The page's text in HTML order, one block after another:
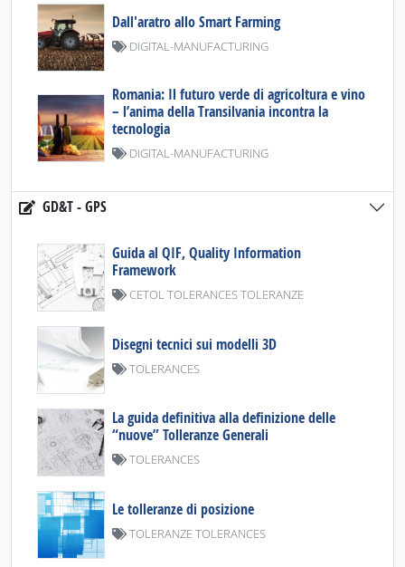
Dall'aratro allo Smart Farming
DIGITAL-MANUFACTURING
Romania: Il futuro verde di agricoltura e vino
– l’anima della Transilvania incontra la
tecnologia
DIGITAL-MANUFACTURING
GD&T - GPS
Guida al QIF, Quality Information
Framework
CETOL TOLERANCES TOLERANZE
Disegni tecnici sui modelli 3D
TOLERANCES
La guida definitiva alla definizione delle
“nuove” Tolleranze Generali
TOLERANCES
Le tolleranze di posizione
TOLERANZE TOLERANCES